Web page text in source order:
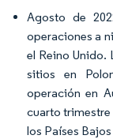
Agosto de
operaciones a
el Reino Unido.
sitios en
operación en
cuarto trimestre
los Países